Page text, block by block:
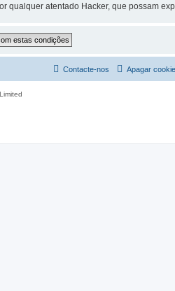
qualquer atentado Hacker, que possam
Apagar
Contacte-nos